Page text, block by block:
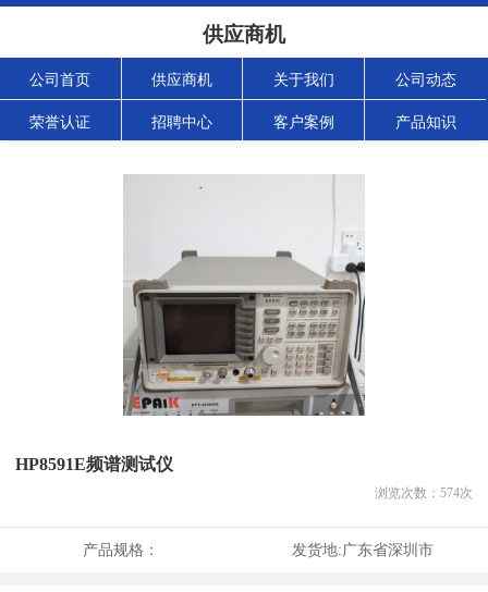
供应商机
公司首页 供应商机 关于我们 公司动态
荣誉认证 招聘中心 客户案例 产品知识
HP8591E频谱测试仪
浏览次数： 574次
产品规格： 发货地:广东省深圳市